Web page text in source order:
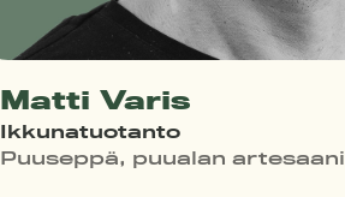
Matti Varis
Ikkunatuotanto
Puuseppä, puualan artesaani